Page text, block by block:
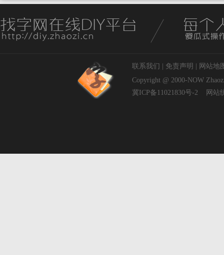
联系我们 免责声明
网站地
Copyright @ 2000-NOW
冀ICP备11021830号-2
网站